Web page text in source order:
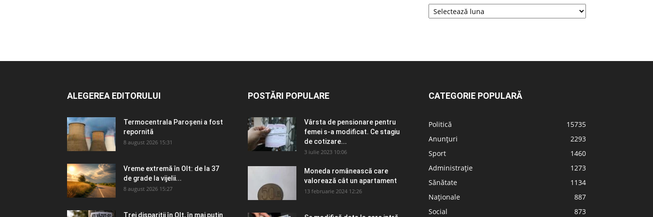
ALEGEREA EDITORULUI
Termocentrala Paroșeni a fost
repornită
8 august 2026 15:31
Vreme extremă în Olt: de la 37
de grade la vijelii...
8 august 2026 15:27
Trei dispariții în Olt, în mai puțin
POSTĂRI POPULARE
Vârsta de pensionare pentru
femei s-a modificat. Ce stagiu
de cotizare...
3 iulie 2023 10:06
Moneda românească care
valorează cât un apartament
13 februarie 2024 12:26
CATEGORIE POPULARĂ
Politică
15735
Anunțuri
2293
Sport
1460
Administrație
1273
Sănătate
1134
Naționale
887
Social
873